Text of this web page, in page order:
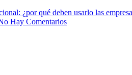
¿por qué deben usarlo las
Hay Comentarios